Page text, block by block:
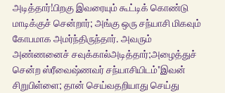
அடித்தார்!பிறகு இவரையும் கூட்டிக் கொண்டு
மாடிக்குச் சென்றார்; அங்கு ஒரு சந்யாசி மிகவும்
கோபமாக அமர்ந்திருந்தார். அவரும்
அண்ணனைச் சவுக்கால்அடித்தார்;அழைத்துச்
சென்ற ஸ்ரீவைஷ்ணவர் சந்யாசியிடம்"இவன்
சிறுபிள்ளை; தான் செய்வதறியாது செய்து